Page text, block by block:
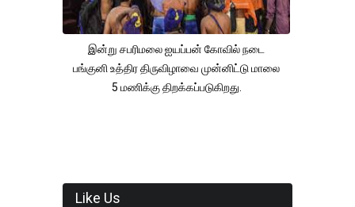
இன்று சபரிமலை ஐயப்பன் கோவில் நடை
பங்குனி உத்திர திருவிழாவை முன்னிட்டு மாலை
5 மணிக்கு திறக்கப்படுகிறது.
Like Us